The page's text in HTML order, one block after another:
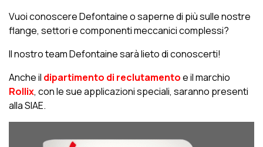
Vuoi conoscere Defontaine o saperne di più sulle nostre
flange, settori e componenti meccanici complessi?
Il nostro team Defontaine sarà lieto di conoscerti!
Anche il dipartimento di reclutamentoe il marchio
Rollix, con le sue applicazioni speciali, saranno presenti
alla SIAE.